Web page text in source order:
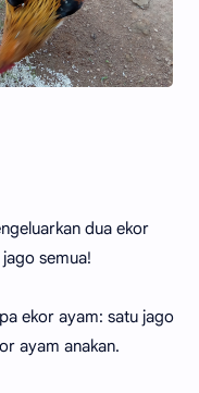
dua ekor
semua!
ekor ayam: satu jago
ayam anakan.